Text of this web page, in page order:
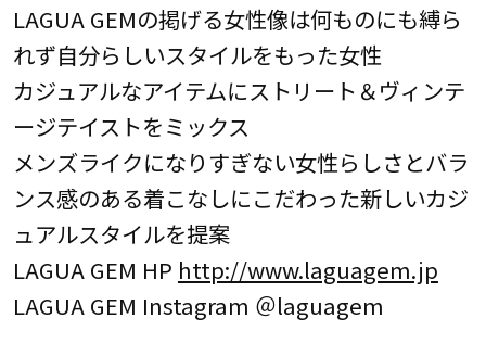
LAGUA GEMの掲げる女性像は何ものにも縛ら
れず自分らしいスタイルをもった女性
カジュアルなアイテムにストリート＆ヴィンテ
ージテイストをミックス
メンズライクになりすぎない女性らしさとバラ
ンス感のある着こなしにこだわった新しいカジ
ュアルスタイルを提案
LAGUA GEM HP http://www.laguagem.jp
LAGUA GEM Instagram ＠laguagem